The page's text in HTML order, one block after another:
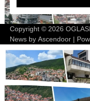
Copyright © 2026
News by Ascendoor |